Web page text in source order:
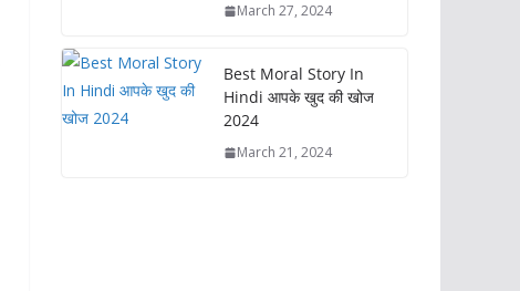
March 27, 2024
Best Moral Story In
Hindi आपके खुद की खोज
2024
March 21, 2024